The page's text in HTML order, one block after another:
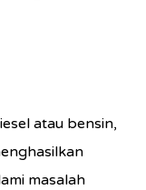
atau bensin,
masalah